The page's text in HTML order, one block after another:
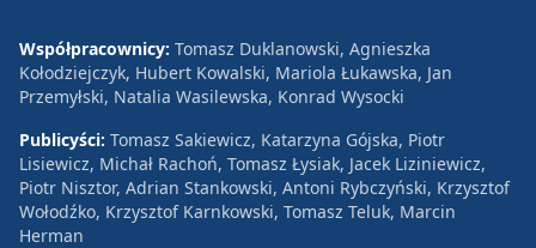
Współpracownicy: Tomasz Duklanowski, Agnieszka
Kołodziejczyk, Hubert Kowalski, Mariola Łukawska, Jan
Przemyłski, Natalia Wasilewska, Konrad Wysocki
Publicyści: Tomasz Sakiewicz, Katarzyna Gójska, Piotr
Lisiewicz, Michał Rachoń, Tomasz Łysiak, Jacek Liziniewicz,
Piotr Nisztor, Adrian Stankowski, Antoni Rybczyński, Krzysztof
Wołodźko, Krzysztof Karnkowski, Tomasz Teluk, Marcin
Herman